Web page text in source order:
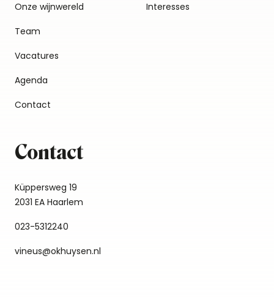
Onze wijnwereld
Team
Vacatures
Agenda
Contact
Interesses
Contact
Küppersweg 19
2031 EA Haarlem
023-5312240
vineus@okhuysen.nl